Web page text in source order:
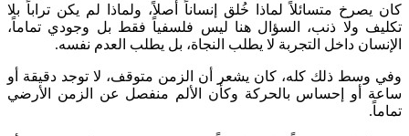
كان يصرخ متسائلاً لماذا خُلق إنساناً أصلاً، ولماذا لم يكن تراباً بلا
تكليف ولا ذنب، السؤال هنا ليس فلسفياً فقط بل وجودي تماماً،
الإنسان داخل التجربة لا يطلب النجاة، بل يطلب العدم نفسه.
وفي وسط ذلك كله، كان يشعر أن الزمن متوقف، لا توجد دقيقة أو
ساعة أو إحساس بالحركة وكأن الألم منفصل عن الزمن الأرضي
تماماً.